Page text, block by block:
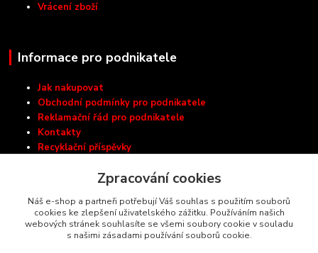
Vrácení zboží
Informace pro podnikatele
Jak nakupovat
Obchodní podmínky pro podnikatele
Reklamační řád pro podnikatele
Kontakty
Recyklační příspěvky
Ceník dopravy
Autorizovaný prodejce nástrojů:
Zpracování cookies
Náš e-shop a partneři potřebují Váš souhlas s použitím souborů
cookies ke zlepšení uživatelského zážitku. Používáním našich
webových stránek souhlasíte se všemi soubory cookie v souladu
s našimi zásadami používání souborů cookie.